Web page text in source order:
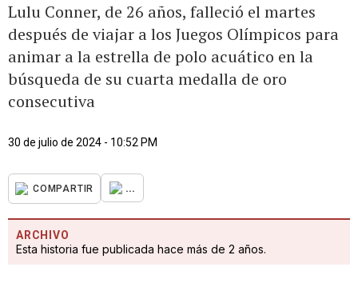
Lulu Conner, de 26 años, falleció el martes
después de viajar a los Juegos Olímpicos para
animar a la estrella de polo acuático en la
búsqueda de su cuarta medalla de oro
consecutiva
30 de julio de 2024 - 10:52 PM
COMPARTIR ...
ARCHIVO
Esta historia fue publicada hace más de 2 años.